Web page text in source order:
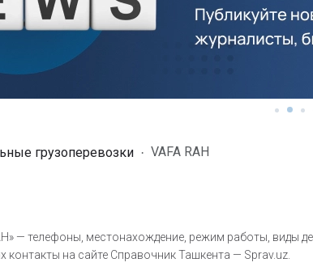
грузоперевозки VAFA RAH
— телефоны, местонахождение, режим работы, виды
на сайте Справочник Ташкента — Sprav.uz.